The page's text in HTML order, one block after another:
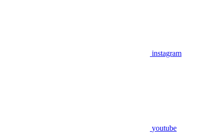
instagram
youtube